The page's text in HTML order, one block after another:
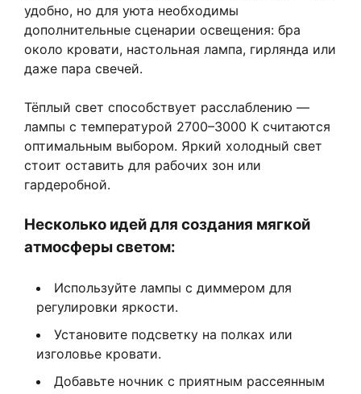
удобно, но для уюта необходимы
дополнительные сценарии освещения: бра
около кровати, настольная лампа, гирлянда или
даже пара свечей.
Тёплый свет способствует расслаблению —
лампы с температурой 2700–3000 К считаются
оптимальным выбором. Яркий холодный свет
стоит оставить для рабочих зон или
гардеробной.
Несколько идей для создания мягкой
атмосферы светом:
Используйте лампы с диммером для
регулировки яркости.
Установите подсветку на полках или
изголовье кровати.
Добавьте ночник с приятным рассеянным